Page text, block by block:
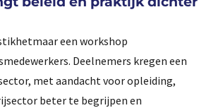
een workshop
Deelnemers kregen een
met aandacht voor opleiding,
beter te begrijpen en